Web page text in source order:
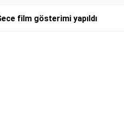
film gösterimi yapıldı